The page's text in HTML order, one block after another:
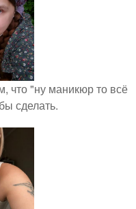
что "ну маникюр то всё
сделать.